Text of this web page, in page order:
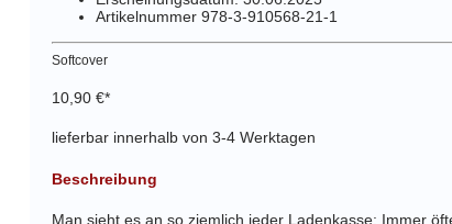
Artikelnummer 978-3-910568-21-1
Softcover
10,90 €*
lieferbar innerhalb von 3-4 Werktagen
Beschreibung
Man sieht es an so ziemlich jeder Ladenkasse: Immer